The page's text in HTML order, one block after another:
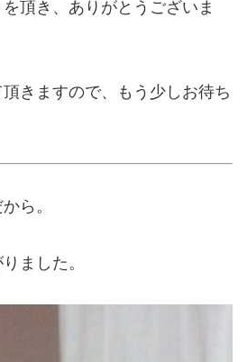
頂き、ありがとうございま
きますので、もう少しお待ち
ら。
ました。